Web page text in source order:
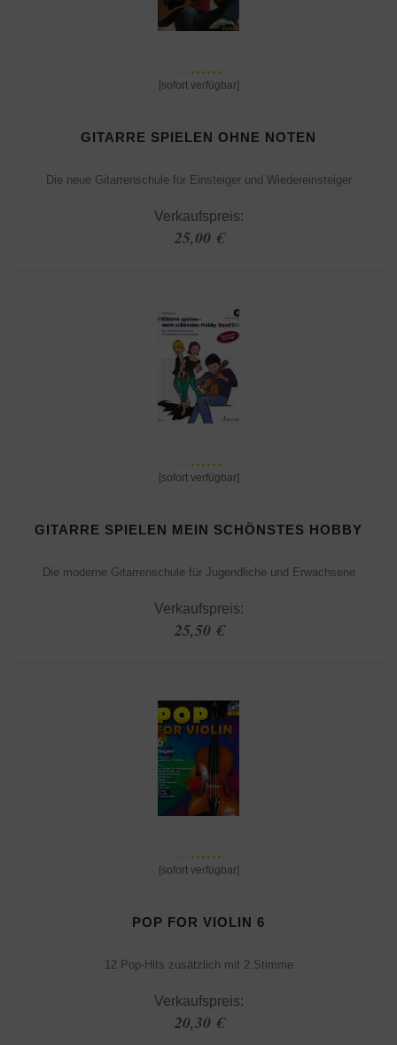
[sofort verfügbar]
GITARRE SPIELEN OHNE NOTEN
Die neue Gitarrenschule für Einsteiger und Wiedereinsteiger
Verkaufspreis:
25,00 €
[sofort verfügbar]
GITARRE SPIELEN MEIN SCHÖNSTES HOBBY
Die moderne Gitarrenschule für Jugendliche und Erwachsene
Verkaufspreis:
25,50 €
[sofort verfügbar]
POP FOR VIOLIN 6
12 Pop-Hits zusätzlich mit 2.Stimme
Verkaufspreis:
20,30 €